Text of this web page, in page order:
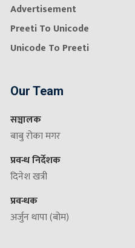
Advertisement
Preeti To Unicode
Unicode To Preeti
Our Team
सञ्चालक
बाबु रोका मगर
प्रवन्ध निर्देशक
दिनेश खत्री
प्रवन्धक
अर्जुन थापा (बोम)